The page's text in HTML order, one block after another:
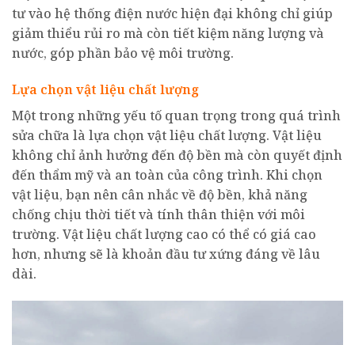
tư vào hệ thống điện nước hiện đại không chỉ giúp
giảm thiểu rủi ro mà còn tiết kiệm năng lượng và
nước, góp phần bảo vệ môi trường.
Lựa chọn vật liệu chất lượng
Một trong những yếu tố quan trọng trong quá trình
sửa chữa là lựa chọn vật liệu chất lượng. Vật liệu
không chỉ ảnh hưởng đến độ bền mà còn quyết định
đến thẩm mỹ và an toàn của công trình. Khi chọn
vật liệu, bạn nên cân nhắc về độ bền, khả năng
chống chịu thời tiết và tính thân thiện với môi
trường. Vật liệu chất lượng cao có thể có giá cao
hơn, nhưng sẽ là khoản đầu tư xứng đáng về lâu
dài.